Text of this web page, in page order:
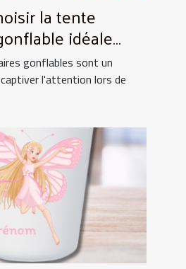
la tente
idéale
gonflables sont un
l'attention lors de